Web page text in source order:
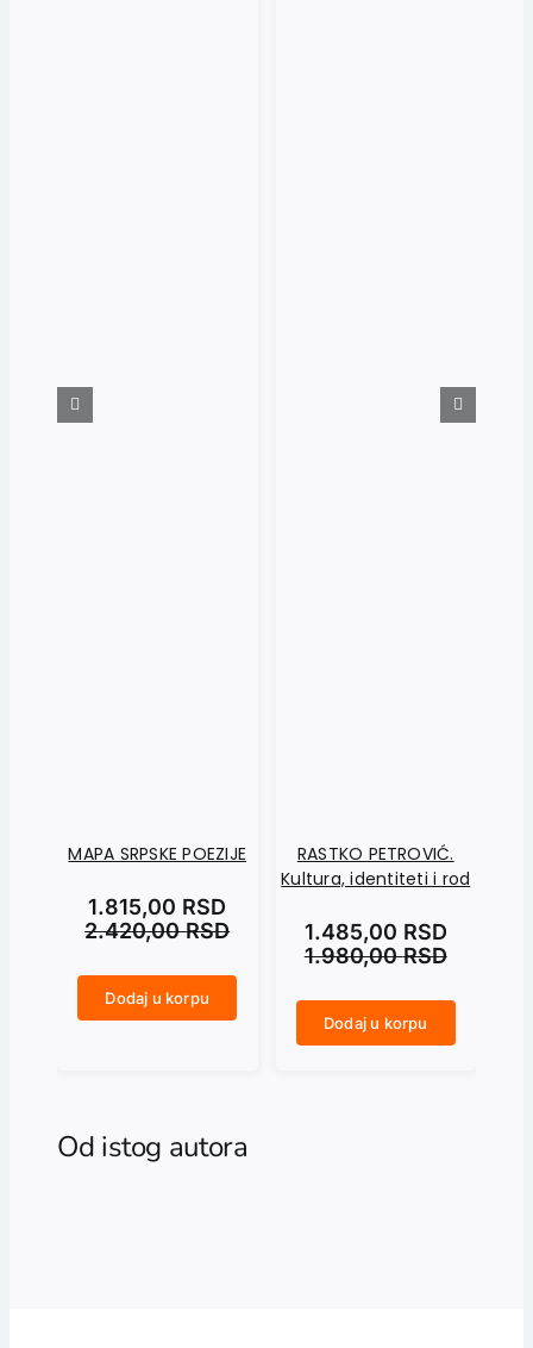
MAPA SRPSKE POEZIJE
2.420,00RSD
1.815,00 RSD
Dodaj u korpu
RASTKO PETROVIĆ.
Kultura, identiteti i rod
1.980,00RSD
1.485,00 RSD
Dodaj u korpu
Od istog autora